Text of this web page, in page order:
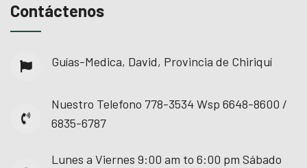
Contáctenos
Guías-Medica, David, Provincia de Chiriquí
Nuestro Telefono 778-3534 Wsp 6648-8600 /
6835-6787
Lunes a Viernes 9:00 am to 6:00 pm Sábado